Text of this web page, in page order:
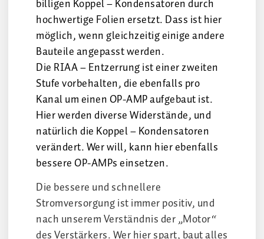
billigen Koppel – Kondensatoren durch
hochwertige Folien ersetzt. Dass ist hier
möglich, wenn gleichzeitig einige andere
Bauteile angepasst werden.
Die RIAA – Entzerrung ist einer zweiten
Stufe vorbehalten, die ebenfalls pro
Kanal um einen OP-AMP aufgebaut ist.
Hier werden diverse Widerstände, und
natürlich die Koppel – Kondensatoren
verändert. Wer will, kann hier ebenfalls
bessere OP-AMPs einsetzen.
Die bessere und schnellere
Stromversorgung ist immer positiv, und
nach unserem Verständnis der „Motor“
des Verstärkers. Wer hier spart, baut alles